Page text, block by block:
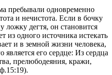
пребывали одновременно
и нечистота. Если в бочку
ложку дегтя, он становится
одного источника истекать
и в земной жизни человека,
его сердце: Из сердца
прелюбодеяния, кражи,